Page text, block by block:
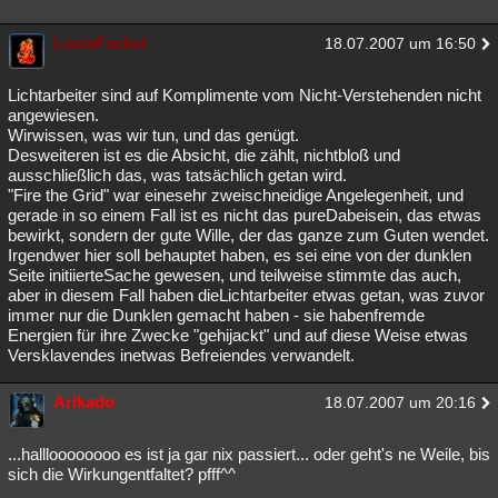
LuciaFackel 18.07.2007 um 16:50
Lichtarbeiter sind auf Komplimente vom Nicht-Verstehenden nicht
angewiesen.
Wirwissen, was wir tun, und das genügt.
Desweiteren ist es die Absicht, die zählt, nichtbloß und
ausschließlich das, was tatsächlich getan wird.
"Fire the Grid" war einesehr zweischneidige Angelegenheit, und
gerade in so einem Fall ist es nicht das pureDabeisein, das etwas
bewirkt, sondern der gute Wille, der das ganze zum Guten wendet.
Irgendwer hier soll behauptet haben, es sei eine von der dunklen
Seite initiierteSache gewesen, und teilweise stimmte das auch,
aber in diesem Fall haben dieLichtarbeiter etwas getan, was zuvor
immer nur die Dunklen gemacht haben - sie habenfremde
Energien für ihre Zwecke "gehijackt" und auf diese Weise etwas
Versklavendes inetwas Befreiendes verwandelt.
Arikado 18.07.2007 um 20:16
...hallloooooooo es ist ja gar nix passiert... oder geht's ne Weile, bis
sich die Wirkungentfaltet? pfff^^